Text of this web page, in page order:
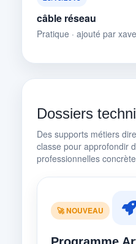
câble réseau
Pratique · ajouté par
Dossiers
Des supports métiers
classe pour approfondir
professionnelles
🚀 NOUVEAU